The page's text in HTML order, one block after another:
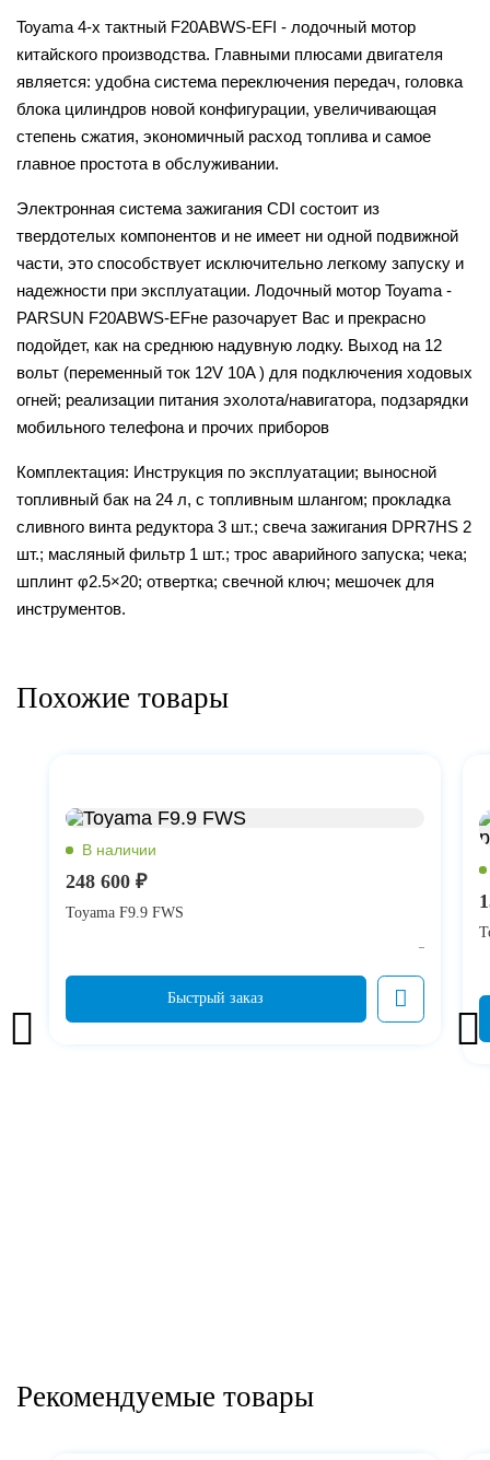
Toyama 4-х тактный F20ABWS-EFI - лодочный мотор
китайского производства. Главными плюсами двигателя
является: удобна система переключения передач, головка
блока цилиндров новой конфигурации, увеличивающая
степень сжатия, экономичный расход топлива и самое
главное простота в обслуживании.
Электронная система зажигания CDI состоит из
твердотелых компонентов и не имеет ни одной подвижной
части, это способствует исключительно легкому запуску и
надежности при эксплуатации. Лодочный мотор Toyama -
PARSUN F20ABWS-EFне разочарует Вас и прекрасно
подойдет, как на среднюю надувную лодку. Выход на 12
вольт (переменный ток 12V 10A ) для подключения ходовых
огней; реализации питания эхолота/навигатора, подзарядки
мобильного телефона и прочих приборов
Комплектация: Инструкция по эксплуатации; выносной
топливный бак на 24 л, с топливным шлангом; прокладка
сливного винта редуктора 3 шт.; свеча зажигания DPR7HS 2
шт.; масляный фильтр 1 шт.; трос аварийного запуска; чека;
шплинт φ2.5×20; отвертка; свечной ключ; мешочек для
инструментов.
Похожие товары
248 600 ₽
Toyama F9.9 FWS
Рекомендуемые товары